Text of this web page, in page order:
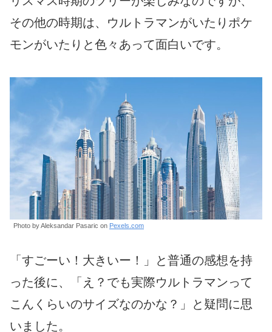
その他の時期は、ウルトラマンがいたりポケ
モンがいたりと色々あって面白いです。
Photo by Aleksandar Pasaric on Pexels.com
「すごーい！大きいー！」と普通の感想を持
った後に、「え？でも実際ウルトラマンって
こんくらいのサイズなのかな？」と疑問に思
いました。